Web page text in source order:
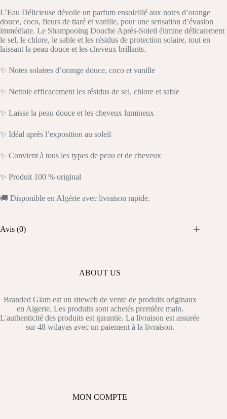
L’Eau Délicieuse dévoile un parfum ensoleillé aux notes d’orange
douce, coco, fleurs de tiaré et vanille, pour une sensation d’évasion
immédiate. Le Shampooing Douche Après-Soleil élimine délicatement
le sel, le chlore, le sable et les résidus de protection solaire, tout en
laissant la peau douce et les cheveux brillants.
✨ Notes solaires d’orange douce, coco et vanille
✨ Nettoie efficacement les résidus de sel, chlore et sable
✨ Laisse la peau douce et les cheveux lumineux
✨ Idéal après l’exposition au soleil
✨ Convient à tous les types de peau et de cheveux
✨ Produit 100 % original
🚚 Disponible en Algérie avec livraison rapide.
Avis (0)
ABOUT US
Branded Glam est un siteweb de vente de produits originaux
en Algerie. Les produits sont achetés première main.
L'authenticité des produits est garantie. La livraison est assurée
sur 48 wilayas avec un paiement à la livraison.
MON COMPTE